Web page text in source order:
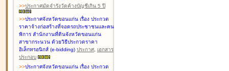
>>ประกาศมัดจำรังวัดค้างบัญชีเกิน 5 ปี
>>ประกาศจังหวัดขอนแก่น เรื่อง ประกวด
ราคาจ้างก่อสร้างที่จอดรถประชาชนและคน
พิการ สำนักงานที่ดินจังหวัดขอนแก่น
สาขากระนวน ด้วยวิธีประกวดราคา
อิเล็กทรอนิกส์ (e-bidding) ประกาศ, เอกสาร
ประกอบ
>>ประกาศจังหวัดขอนแก่น เรื่อง ประกวด